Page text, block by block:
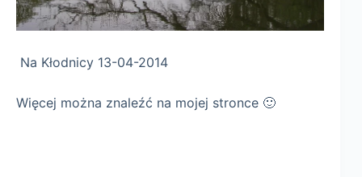
Na Kłodnicy 13-04-2014
Więcej można znaleźć na mojej stronce 🙂